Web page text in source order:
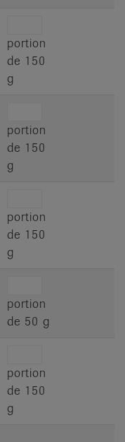
portion
de 150
g
portion
de 150
g
portion
de 150
g
portion
de 50 g
portion
de 150
g